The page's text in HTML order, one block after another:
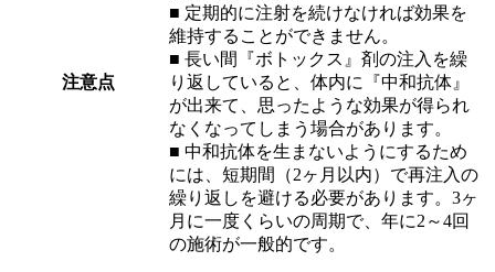
注意点
■ 定期的に注射を続けなければ効果を
維持することができません。
■ 長い間『ボトックス』剤の注入を繰
り返していると、体内に『中和抗体』
が出来て、思ったような効果が得られ
なくなってしまう場合があります。
■ 中和抗体を生まないようにするため
には、短期間（2ヶ月以内）で再注入の
繰り返しを避ける必要があります。3ヶ
月に一度くらいの周期で、年に2～4回
の施術が一般的です。